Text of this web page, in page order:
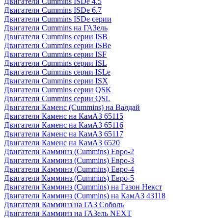
Двигатели Cummins ISDe 6.7
Двигатели Cummins ISDe серии
Двигатели Cummins на ГАЗель
Двигатели Cummins серии ISB
Двигатели Cummins серии ISBe
Двигатели Cummins серии ISF
Двигатели Cummins серии ISL
Двигатели Cummins серии ISLe
Двигатели Cummins серии ISX
Двигатели Cummins серии QSK
Двигатели Cummins серии QSL
Двигатели Каменс (Cummins) на Валдай
Двигатели Каменс на КамАЗ 65115
Двигатели Каменс на КамАЗ 65116
Двигатели Каменс на КамАЗ 65117
Двигатели Каменс на КамАЗ 6520
Двигатели Камминз (Cummins) Евро-2
Двигатели Камминз (Cummins) Евро-3
Двигатели Камминз (Cummins) Евро-4
Двигатели Камминз (Cummins) Евро-5
Двигатели Камминз (Cummins) на Газон Некст
Двигатели Камминз (Cummins) на КамАЗ 43118
Двигатели Камминз на ГАЗ Соболь
Двигатели Камминз на ГАЗель NEXT